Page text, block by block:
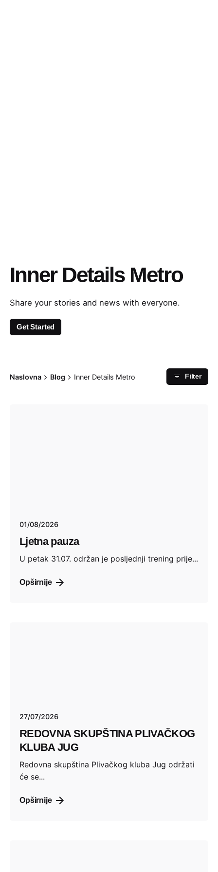
Inner Details Metro
Share your stories and news with everyone.
Get Started
Naslovna Blog Inner Details Metro Filter
01/08/2026
Ljetna pauza
U petak 31.07. održan je posljednji trening prije...
Opširnije
27/07/2026
REDOVNA SKUPŠTINA PLIVAČKOG
KLUBA JUG
Redovna skupština Plivačkog kluba Jug održati
će se...
Opširnije